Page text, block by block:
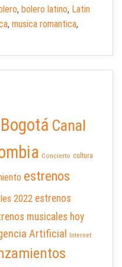
, bolero latino, Latin
, musica romantica,
Bogotá Canal
Concierto cultura
estrenos
2022 estrenos
musicales hoy
Artificial Internet